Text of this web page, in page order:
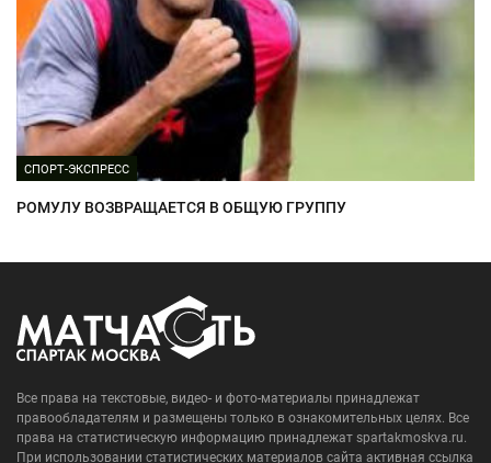
СПОРТ-ЭКСПРЕСС
РОМУЛУ ВОЗВРАЩАЕТСЯ В ОБЩУЮ ГРУППУ
Все права на текстовые, видео- и фото-материалы принадлежат
правообладателям и размещены только в ознакомительных целях. Все
права на статистическую информацию принадлежат spartakmoskva.ru.
При использовании статистических материалов сайта активная ссылка